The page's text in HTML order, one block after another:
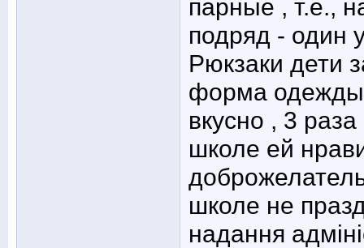
парные , т.е.,
подряд - один
Рюкзаки дети
форма одежды
вкусно , 3
школе ей
школе не
надання